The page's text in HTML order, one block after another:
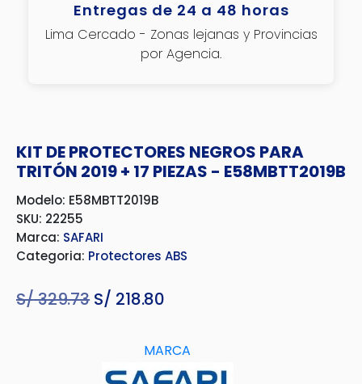
Entregas de 24 a 48 horas
Lima Cercado - Zonas lejanas y Provincias
por Agencia.
KIT DE PROTECTORES NEGROS PARA
TRITÓN 2019 + 17 PIEZAS - E58MBTT2019B
Modelo: E58MBTT2019B
SKU: 22255
Marca: SAFARI
Categoria: Protectores ABS
S/329.73 El
original
era:
S/ 218.80
actual
es:
MARCA